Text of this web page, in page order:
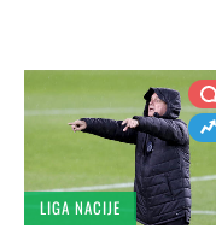
LIGA NACIJE